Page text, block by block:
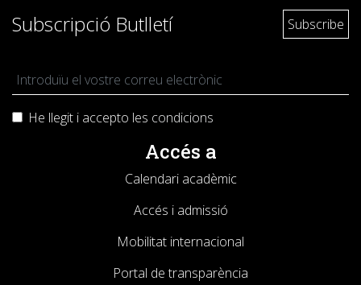
Subscripció Butlletí
He llegit i accepto les condicions
Accés a
Calendari acadèmic
Accés i admissió
Mobilitat internacional
Portal de transparència